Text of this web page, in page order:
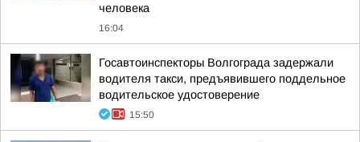
человека
16:04
Госавтоинспекторы Волгограда задержали
водителя такси, предъявившего поддельное
водительское удостоверение
15:50